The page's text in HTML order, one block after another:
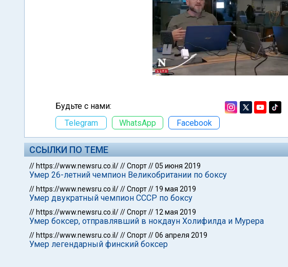
Будьте с нами:
Telegram
WhatsApp Facebook
ССЫЛКИ ПО ТЕМЕ
// https://www.newsru.co.il///Спорт//05 июня 2019
Умер 26-летний чемпион Великобритании по боксу
// https://www.newsru.co.il///Спорт// 19 мая 2019
Умер двукратный чемпион СССР по боксу
// https://www.newsru.co.il///Спорт// 12 мая 2019
Умер боксер, отправлявший в нокдаун Холифилда и Мурера
// https://www.newsru.co.il///Спорт//06 апреля 2019
Умер легендарный финский боксер